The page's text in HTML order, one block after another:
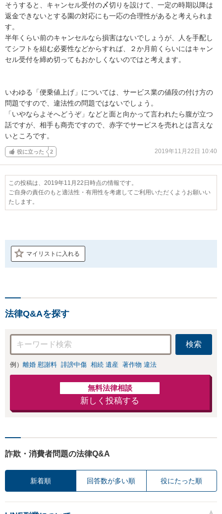
そうすると、キャンセル受付の〆切りを設けて、一定の時期以降は
返金できないとする園の対応にも一応の合理性があると考えられま
す。
半年くらい前のキャンセルなら損害はないでしょうが、人を手配し
てシフトを組む必要性などからすれば、２か月前くらいにはキャン
セル受付を締め切ってもおかしくないのではと考えます。
いわゆる「便乗値上げ」については、サービス業の値段の付け方の
問題ですので、違法性の問題ではないでしょう。
「いやならよそへどうぞ」などと面と向かって言われたら腹が立つ
話ですが、相手も商売ですので、赤字でサービスを売れとは言えな
いところです。
役に立った 2 2019年11月22日 10:40
この投稿は、2019年11月22日時点の情報です。
ご自身の責任のもと適法性・有用性を考慮してご利用いただくようお願いい
たします。
マイリストに入れる
法律Q&Aを探す
検索
例） 離婚 慰謝料 誹謗中傷 相続 遺産 著作物 違法
無料法律相談
新しく投稿する
詐欺・消費者問題の法律Q&A
新着順 回答数が多い順 役にたった順